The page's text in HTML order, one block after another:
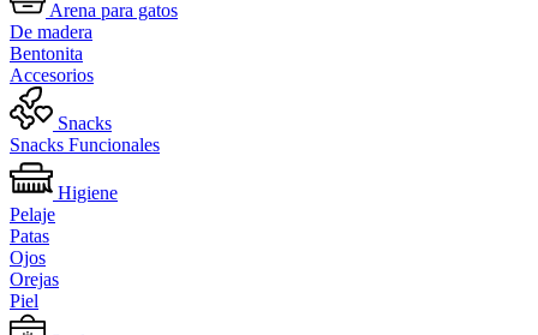
Arena para gatos
De madera
Bentonita
Accesorios
Snacks
Snacks Funcionales
Higiene
Pelaje
Patas
Ojos
Orejas
Piel